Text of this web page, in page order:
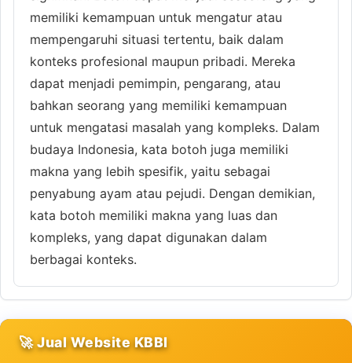
memiliki kemampuan untuk mengatur atau
mempengaruhi situasi tertentu, baik dalam
konteks profesional maupun pribadi. Mereka
dapat menjadi pemimpin, pengarang, atau
bahkan seorang yang memiliki kemampuan
untuk mengatasi masalah yang kompleks. Dalam
budaya Indonesia, kata botoh juga memiliki
makna yang lebih spesifik, yaitu sebagai
penyabung ayam atau pejudi. Dengan demikian,
kata botoh memiliki makna yang luas dan
kompleks, yang dapat digunakan dalam
berbagai konteks.
🚀 Jual Website KBBI